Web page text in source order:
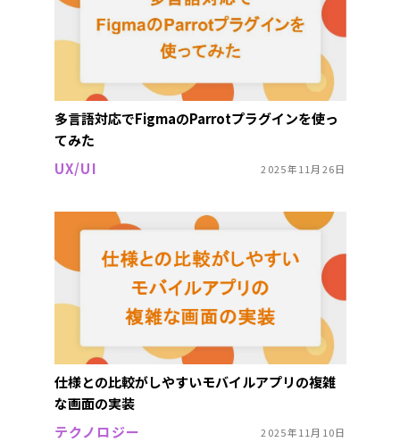
多言語対応でFigmaのParrotプラグインを使っ
てみた
UX/UI
2025年11月26日
仕様との比較がしやすいモバイルアプリの複雑
な画面の実装
テクノロジー
2025年11月10日